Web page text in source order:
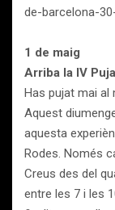
de-barcelona-
1 de maig
Arriba la IV
Has pujat mai al
Aquest
aquesta
Rodes. Només
Creus des del
entre les 7 i les